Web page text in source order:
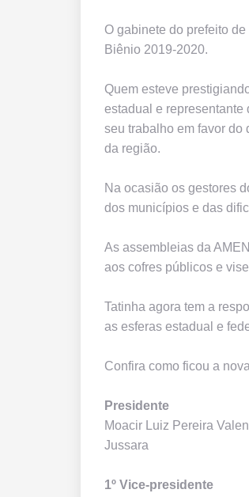
O gabinete do prefeito
Biênio 2019-2020.
Quem esteve
estadual e representante
seu trabalho em favor do
da região.
Na ocasião os gestores
dos municípios e das
As assembleias da
aos cofres públicos e
Tatinha agora tem a
as esferas estadual e
Confira como ficou a
Presidente
Moacir Luiz Pereira
Jussara
1º Vice-presidente